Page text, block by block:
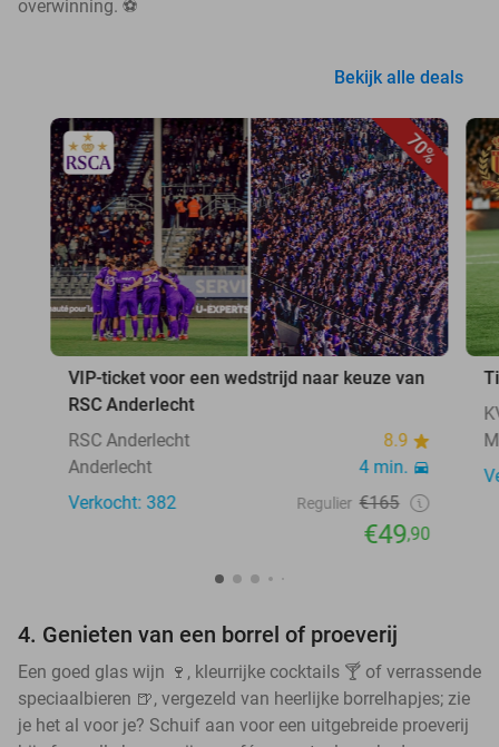
overwinning. ⚽
Bekijk alle deals
70%
VIP-ticket voor een wedstrijd naar keuze van
RSC Anderlecht
RSC Anderlecht
8.9
Anderlecht
4 min.
Verkocht: 382
Regulier €165
€49,90
4. Genieten van een borrel of proeverij
Een goed glas wijn 🍷, kleurrijke cocktails 🍸 of verrassende
speciaalbieren 🍺, vergezeld van heerlijke borrelhapjes; zie
je het al voor je? Schuif aan voor een uitgebreide proeverij